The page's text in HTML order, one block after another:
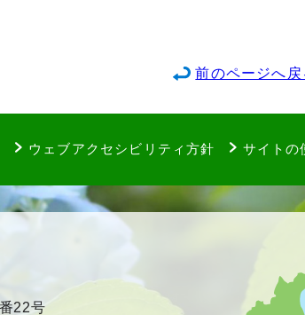
前のページへ戻
ウェブアクセシビリティ方針 サイトの
22号